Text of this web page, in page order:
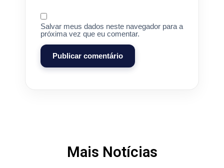
Salvar meus dados neste navegador para a
próxima vez que eu comentar.
Mais Notícias